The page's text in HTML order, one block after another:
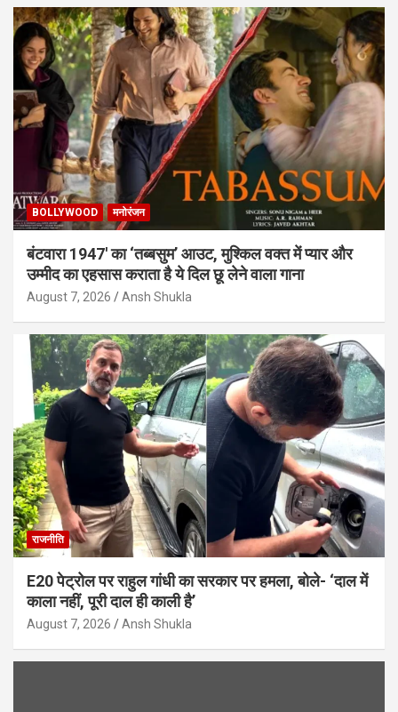
BOLLYWOOD मनोरंजन
बंटवारा 1947′ का ‘तब्बसुम’ आउट, मुश्किल वक्त में प्यार और
उम्मीद का एहसास कराता है ये दिल छू लेने वाला गाना
August 7, 2026 Ansh Shukla
राजनीति
E20 पेट्रोल पर राहुल गांधी का सरकार पर हमला, बोले- ‘दाल में
काला नहीं, पूरी दाल ही काली है’
August 7, 2026 Ansh Shukla